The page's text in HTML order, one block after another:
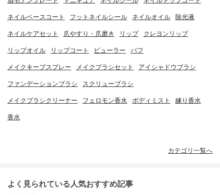
ネイルベースコート フットネイルシール ネイルオイル 除光液
ネイルケアセット 爪やすり・爪磨き リップ クレヨンリップ
リップオイル リップコート ビューラー パフ
メイクキープスプレー メイクブラシセット アイシャドウブラシ
ファンデーションブラシ スクリューブラシ
メイクブラシクリーナー フェロモン香水 ボディミスト 練り香水
香水
カテゴリ一覧へ
よく見られている人気おすすめ記事